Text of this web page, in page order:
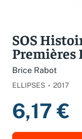
SOS
Premières
Brice Rabot
ELLIPSES 2017
6,17 €